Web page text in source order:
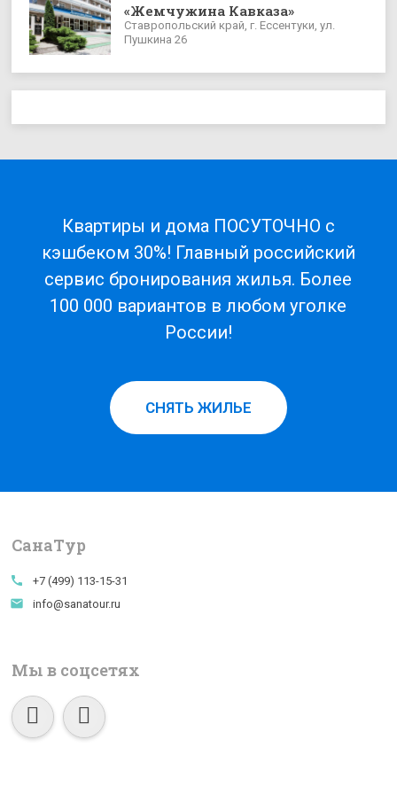
«Жемчужина Кавказа»
Ставропольский край, г. Ессентуки, ул.
Пушкина 26
Квартиры и дома ПОСУТОЧНО с
кэшбеком 30%! Главный российский
сервис бронирования жилья. Более
100 000 вариантов в любом уголке
России!
СНЯТЬ ЖИЛЬЕ
СанаTур
call +7 (499) 113-15-31
email info@sanatour.ru
Мы в соцсетях